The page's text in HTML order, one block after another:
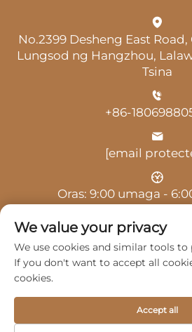
No.2399 Desheng East
Lungsod ng Hangzhou,
Tsina
+86-
[email
Oras: 9:00 umaga -
Patakaran
Mga Produkto Serbisyo
We value your privacy
We use cookies and similar tools to
If you don't want to accept all
cookies.
Accept all